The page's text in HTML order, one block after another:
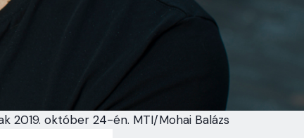
2019. október 24-én. MTI/Mohai Balázs